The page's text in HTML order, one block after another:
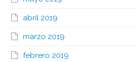
abril 2019
marzo 2019
febrero 2019